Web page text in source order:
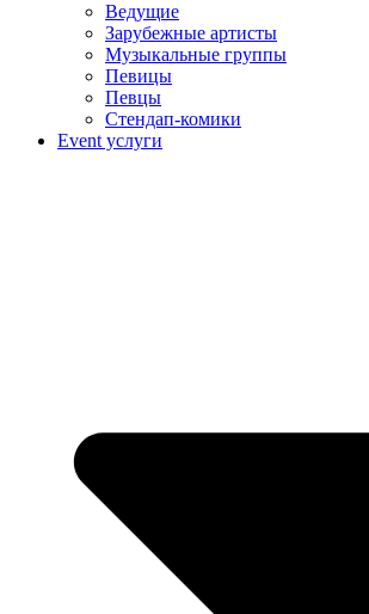
Ведущие
Зарубежные артисты
Музыкальные группы
Певицы
Певцы
Стендап-комики
Event услуги